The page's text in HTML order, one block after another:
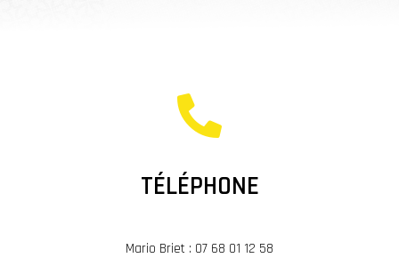
TÉLÉPHONE
Mario Briet : 07 68 01 12 58